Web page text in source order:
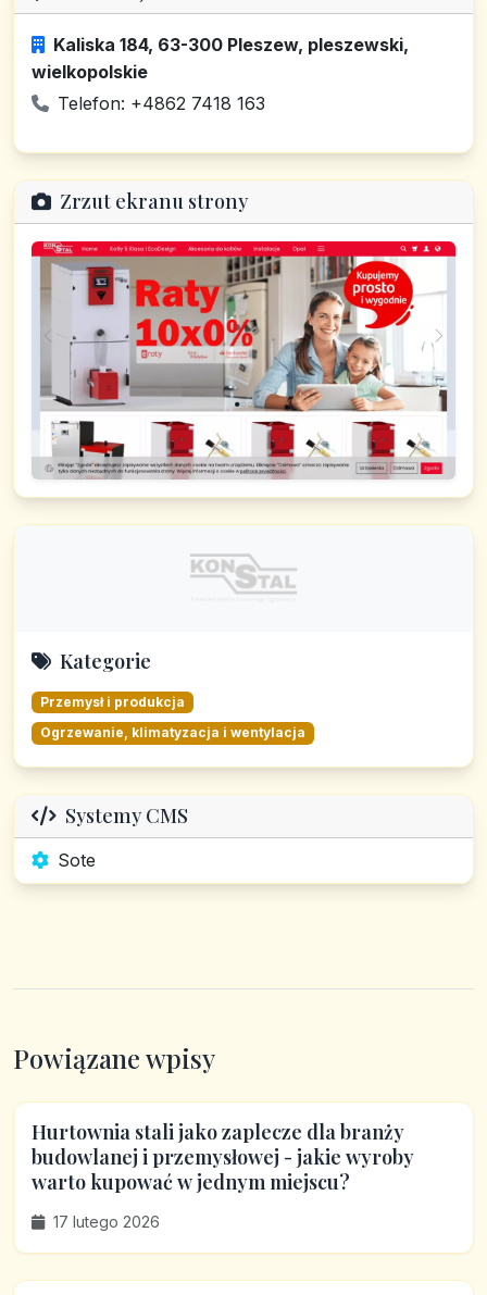
Kaliska 184, 63-300 Pleszew, pleszewski,
wielkopolskie
Telefon: +4862 7418 163
Zrzut ekranu strony
Kategorie
Przemysł i produkcja
Ogrzewanie, klimatyzacja i wentylacja
Systemy CMS
Sote
Powiązane wpisy
Hurtownia stali jako zaplecze dla branży
budowlanej i przemysłowej - jakie wyroby
warto kupować w jednym miejscu?
17 lutego 2026